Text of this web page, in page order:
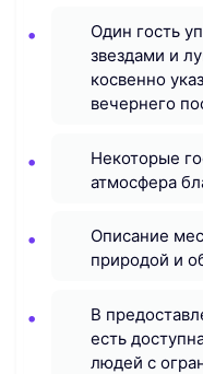
Один гость
звездами и
косвенно
вечернего
Некоторые
атмосфера
Описание
природой и
В
есть
людей с